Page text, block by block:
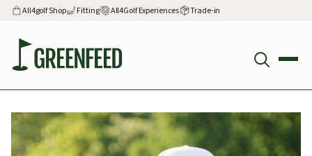
All4golf Shop Fitting All4Golf Experiences Trade-in